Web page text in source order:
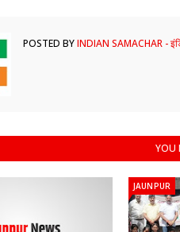
POSTED BYINDIAN SAMACHAR -
YOU
JAUNPUR